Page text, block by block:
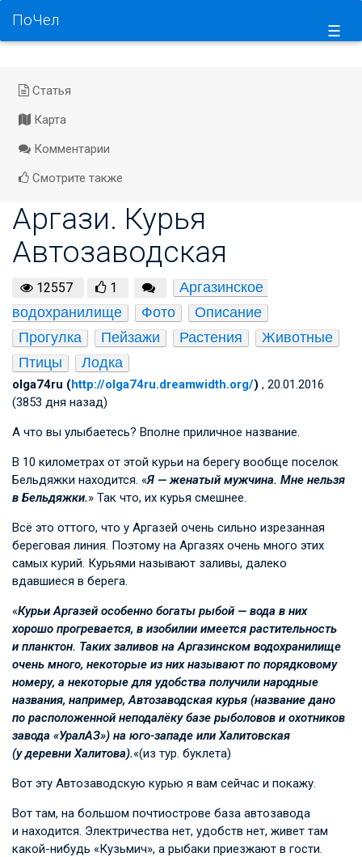
☰
ПоЧел
Статья
Карта
Комментарии
Смотрите также
Аргази. Курья
Автозаводская
12557 1
Аргазинское
водохранилище
Фото
Описание
Прогулка
Пейзажи Растения
Животные
Птицы
Лодка
olga74ru (http://olga74ru.dreamwidth.org/) , 20.01.2016
(3853 дня назад)
А что вы улыбаетесь? Вполне приличное название.
В 10 километрах от этой курьи на берегу вообще поселок
Бельдяжки находится. «Я — женатый мужчина. Мне нельзя
в Бельдяжки.» Так что, их курья смешнее.
Всё это оттого, что у Аргазей очень сильно изрезанная
береговая линия. Поэтому на Аргазях очень много этих
самых курий. Курьями называют заливы, далеко
вдавшиеся в берега.
«Курьи Аргазей особенно богаты рыбой — вода в них
хорошо прогревается, в изобилии имеется растительность
и планктон. Таких заливов на Аргазинском водохранилище
очень много, некоторые из них называют по порядковому
номеру, а некоторые для удобства получили народные
названия, например, Автозаводская курья (название дано
по расположенной неподалёку базе рыболовов и охотников
завода «УралАЗ») на юго-западе или Халитовская
(у деревни Халитова).«(из тур. буклета)
Вот эту Автозаводскую курью я вам сейчас и покажу.
Вот там, на большом почтиострове база автозавода
и находится. Электричества нет, удобств нет, живет там
какой-нибудь «Кузьмич», а рыбаки приезжают в гости.